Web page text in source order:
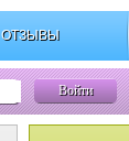
ОТЗЫВЫ
Войти